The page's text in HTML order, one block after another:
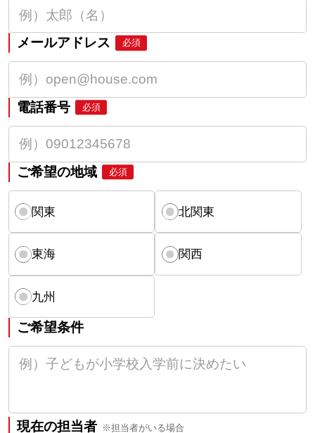
メールアドレス 必須
電話番号 必須
ご希望の地域 必須
関東 北関東
東海 関西
九州
ご希望条件
現在の担当者 ※担当者がいる場合